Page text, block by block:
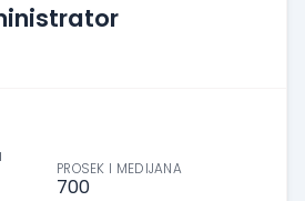
PROSEK I MEDIJANA
700